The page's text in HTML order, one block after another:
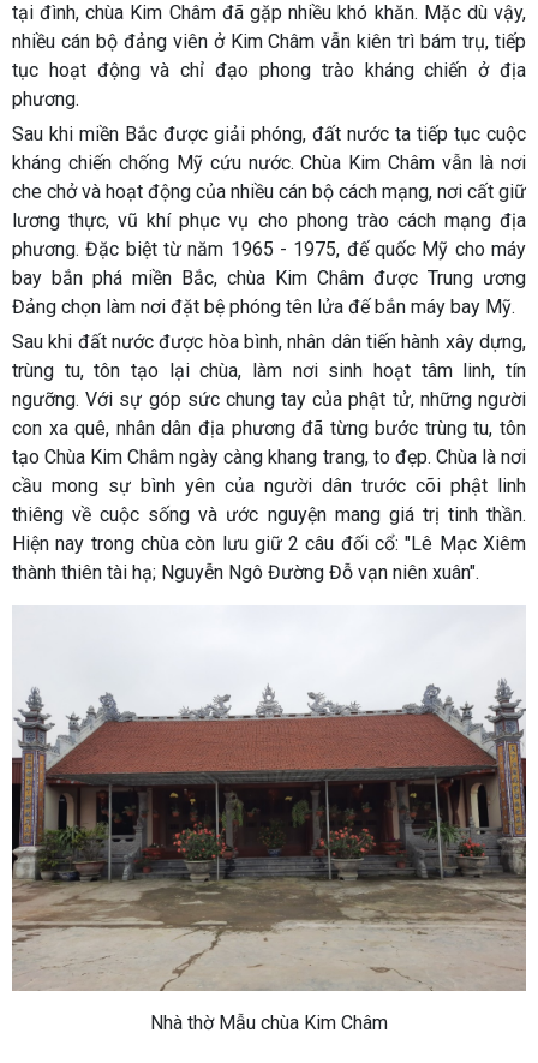
tại đình, chùa Kim Châm đã gặp nhiều khó khăn. Mặc dù vậy,
nhiều cán bộ đảng viên ở Kim Châm vẫn kiên trì bám trụ, tiếp
tục hoạt động và chỉ đạo phong trào kháng chiến ở địa
phương.
Sau khi miền Bắc được giải phóng, đất nước ta tiếp tục cuộc
kháng chiến chống Mỹ cứu nước. Chùa Kim Châm vẫn là nơi
che chở và hoạt động của nhiều cán bộ cách mạng, nơi cất giữ
lương thực, vũ khí phục vụ cho phong trào cách mạng địa
phương. Đặc biệt từ năm 1965 - 1975, đế quốc Mỹ cho máy
bay bắn phá miền Bắc, chùa Kim Châm được Trung ương
Đảng chọn làm nơi đặt bệ phóng tên lửa đế bắn máy bay Mỹ.
Sau khi đất nước được hòa bình, nhân dân tiến hành xây dựng,
trùng tu, tôn tạo lại chùa, làm nơi sinh hoạt tâm linh, tín
ngưỡng. Với sự góp sức chung tay của phật tử, những người
con xa quê, nhân dân địa phương đã từng bước trùng tu, tôn
tạo Chùa Kim Châm ngày càng khang trang, to đẹp. Chùa là nơi
cầu mong sự bình yên của người dân trước cõi phật linh
thiêng về cuộc sống và ước nguyện mang giá trị tinh thần.
Hiện nay trong chùa còn lưu giữ 2 câu đối cổ: "Lê Mạc Xiêm
thành thiên tài hạ; Nguyễn Ngô Đường Đỗ vạn niên xuân".
Nhà thờ Mẫu chùa Kim Châm